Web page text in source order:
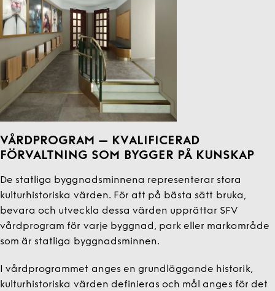
VÅRDPROGRAM – KVALIFICERAD
FÖRVALTNING SOM BYGGER PÅ KUNSKAP
De statliga byggnadsminnena representerar stora
kulturhistoriska värden. För att på bästa sätt bruka,
bevara och utveckla dessa värden upprättar SFV
vårdprogram för varje byggnad, park eller markområde
som är statliga byggnadsminnen.
I vårdprogrammet anges en grundläggande historik,
kulturhistoriska värden definieras och mål anges för det